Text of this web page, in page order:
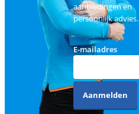
aanbiedingen en
persoonlijk advies.
E-mailadres
Aanmelden